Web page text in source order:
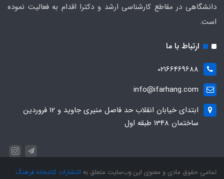
دانشگاهی در مقاطع کارشناسی ارشد و دکترا اقدام به فعالیت نموده
است.
ارتباط با ما
02166469688
info@ifarhang.com
ابتداي خيابان انقلاب حد فاصل منيري جاويد و 12 فروردين
ساختمان 1348 طبقه اول
تمامی حقوق مادی و معنوی این وب‌سایت متعلق به انتشارات کتابخانه فرهنگ